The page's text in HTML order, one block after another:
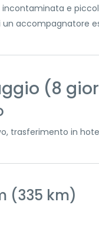
e
accompagnatore
(8
trasferimento in
(335 km)